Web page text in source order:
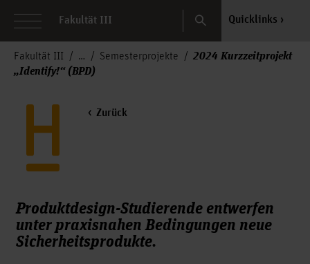
Fakultät III Search Quicklinks
Fakultät III Semesterprojekte
2024 Kurzzeitprojekt
„Identify!“ (BPD)
Zurück
Produktdesign-Studierende entwerfen
unter praxisnahen Bedingungen neue
Sicherheitsprodukte.